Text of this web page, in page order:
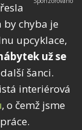
chyba je
upcyklace,
už se
šanci.
interiérová
, o čemž jsme